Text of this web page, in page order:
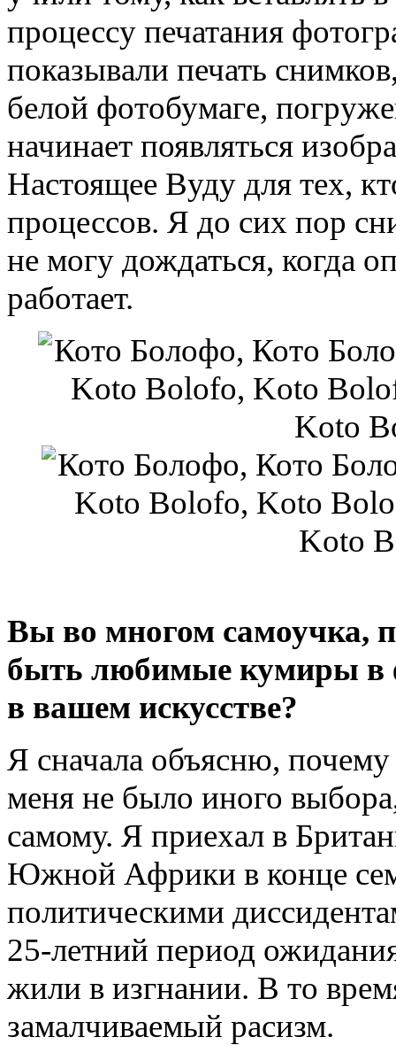
процессу печатания
показывали печать
белой фотобумаге,
начинает появляться
Настоящее Вуду для тех,
процессов. Я до сих пор
не могу дождаться, когда
работает.
Вы во многом самоучка,
быть любимые кумиры в
в вашем искусстве?
Я сначала объясню,
меня не было иного
самому. Я приехал в
Южной Африки в конце
политическими
25-летний период
жили в изгнании. В то
замалчиваемый расизм.